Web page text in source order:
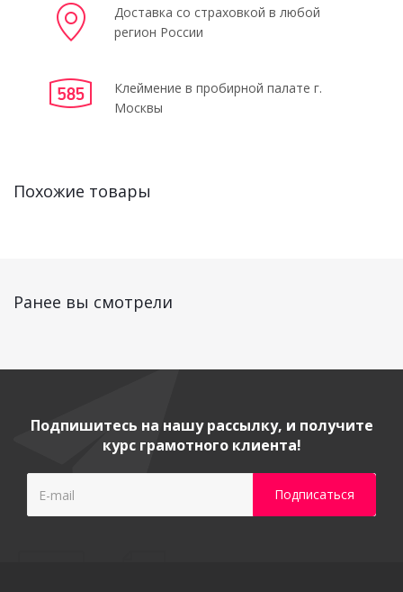
Доставка со страховкой в любой
регион России
Клеймение в пробирной палате г.
Москвы
Похожие товары
Ранее вы смотрели
Подпишитесь на нашу рассылку, и получите
курс грамотного клиента!